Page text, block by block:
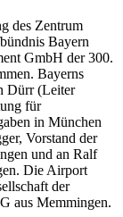
des Zentrum
Bayern
GmbH der 300.
Bayerns
Dürr (Leiter
für
in München
Vorstand der
und an Ralf
Die Airport
der
aus Memmingen.